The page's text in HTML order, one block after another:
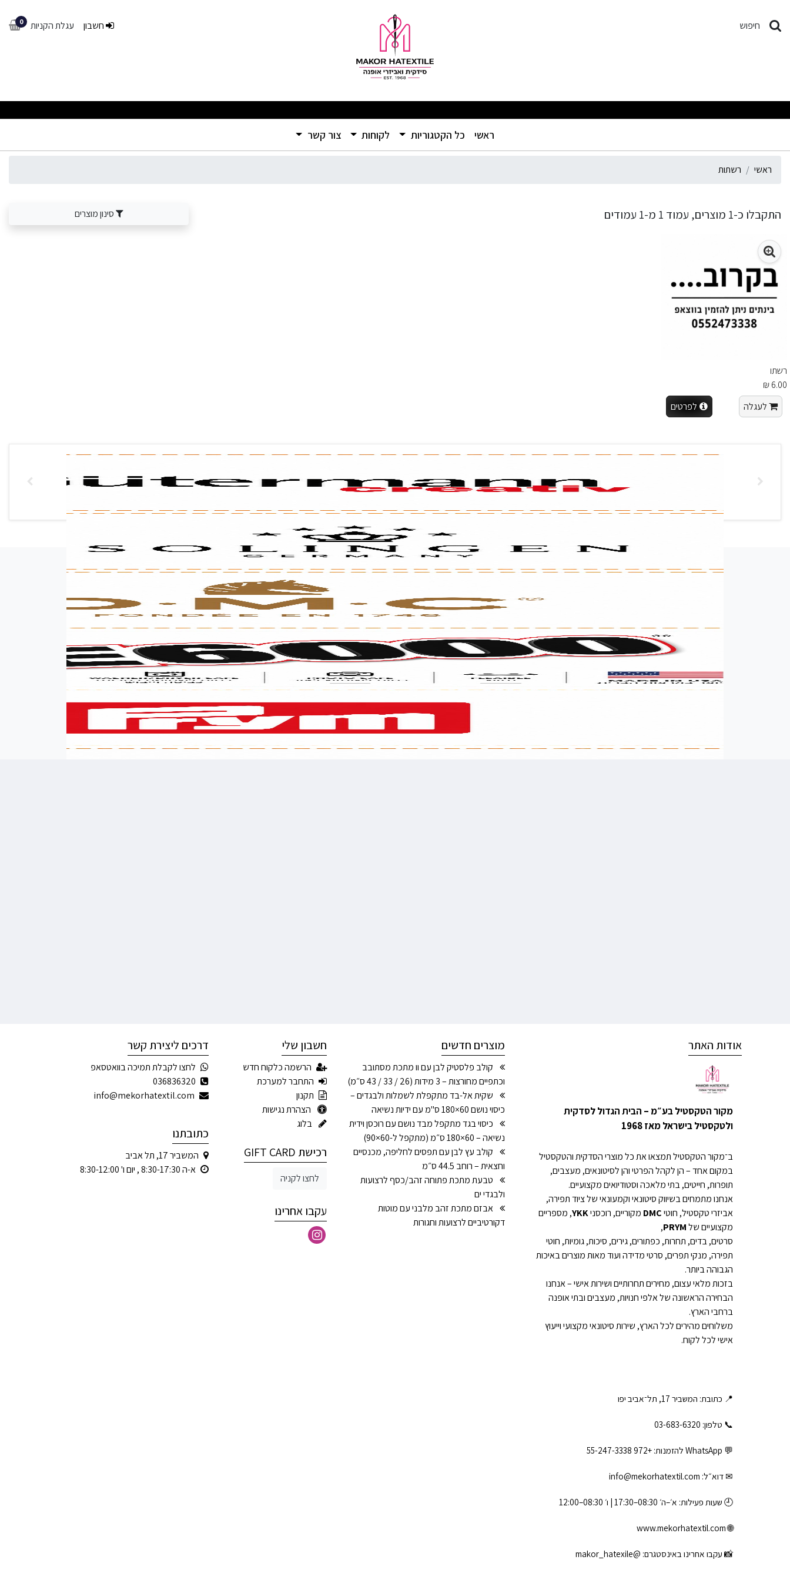
רשתות
חיפוש 0 עגלת הקניות חשבון
ראשי
(current) כל הקטגוריות לקוחות צור קשר
ראשי רשתות
התקבלו כ-1 מוצרים, עמוד 1 מ-1 עמודים סינון מוצרים
רשתו
6.00 ₪
לעגלה
לפרטים
לכל שאלה אנחנו זמינים עבורכם
השאירו פרטים בטופס ומיד נציג שלנו ישוחח עימך
רשמו שם מלא רשמו טלפון רשמו אימייל (אופציונלי)
לשלוח
אודות האתר
מקור הטקסטיל בע״מ – הבית הגדול לסדקית
ולטקסטיל בישראל מאז 1968
ב־מקור הטקסטיל תמצאו את כל מוצרי הסדקית והטקסטיל
במקום אחד – הן לקהל הפרטי והן לסיטונאים, מעצבים,
תופרות, חייטים, בתי מלאכה וסטודיואים מקצועיים.
אנחנו מתמחים בשיווק סיטונאי וקמעונאי של ציוד תפירה,
אביזרי טקסטיל, חוטיDMC מקוריים, רוכסניYKK, מספריים
מקצועיים שלPRYM
,
סרטים, בדים, תחרות, כפתורים, גירים, סיכות, גומיות, חוטי
תפירה, מנקי תפרים, סרטי מדידה ועוד מאות מוצרים באיכות
הגבוהה ביותר.
בזכות מלאי עצום, מחירים תחרותיים ושירות אישי – אנחנו
הבחירה הראשונה של אלפי חנויות, מעצבים ובתי אופנה
ברחבי הארץ.
משלוחים מהירים לכל הארץ, שירות סיטונאי מקצועי וייעוץ
אישי לכל לקוח.
📍 כתובת: המשביר 17, תל־אביב יפו
📞 טלפון: ‎03-683-6320
💬 WhatsApp להזמנות: +972 55-247-3338
✉ דוא״ל: info@mekorhatextil.com
🕘 שעות פעילות: א׳–ה׳ 08:30–17:30 | ו׳ 08:30–12:00
🌐
www.mekorhatextil.com
📸 עקבו אחרינו באינסטגרם: @makor_hatexile
מוצרים חדשים
קולב פלסטיק לבן עם וו מתכת מסתובב
וכתפיים מחורצות – 3 מידות (26 / 33 / 43 ס״מ)
שקית אל-בד מתקפלת לשמלות ולבגדים –
כיסוי נושם 60×180 ס"מ עם ידיות נשיאה
כיסוי בגד מתקפל מבד נושם עם רוכסן וידית
נשיאה – 60×180 ס״מ (מתקפל ל-60×90)
קולב עץ לבן עם תפסים לחליפה, מכנסיים
וחצאית – רוחב 44.5 ס״מ
טבעת מתכת פתוחה זהב/כסף לרצועות
ולבגדי ים
אבזם מתכת זהב מלבני עם מוטות
דקורטיביים לרצועות וחגורות
חשבון שלי
הרשמה כלקוח חדש
התחבר למערכת
תקנון
הצהרת נגישות
בלוג
רכישת GIFT CARD
לחצו לקניה
עקבו אחרינו
דרכים ליצירת קשר
לחצו לקבלת תמיכה בוואטסאפ
036836320
info@mekorhatextil.com
כתובתנו
המשביר 17, תל אביב
א-ה 8:30-17:30 , יום ו' 8:30-12:00